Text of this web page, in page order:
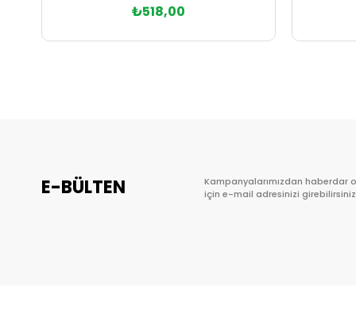
₺518,00
E-BÜLTEN
Kampanyalarımızdan haberdar
için e-mail adresinizi